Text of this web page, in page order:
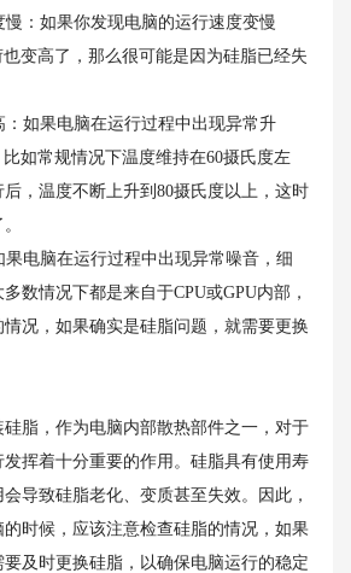
：如果你发现电脑的运行速度变慢
变高了，那么很可能是因为硅脂已经失
如果电脑在运行过程中出现异常升
如常规情况下温度维持在60摄氏度左
，温度不断上升到80摄氏度以上，这时
电脑在运行过程中出现异常噪音，细
数情况下都是来自于CPU或GPU内部，
况，如果确实是硅脂问题，就需要更换
，作为电脑内部散热部件之一，对于
挥着十分重要的作用。硅脂具有使用寿
导致硅脂老化、变质甚至失效。因此，
时候，应该注意检查硅脂的情况，如果
及时更换硅脂，以确保电脑运行的稳定